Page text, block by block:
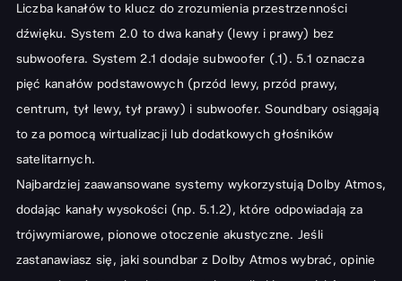
Liczba kanałów to klucz do zrozumienia przestrzenności
dźwięku. System 2.0 to dwa kanały (lewy i prawy) bez
subwoofera. System 2.1 dodaje subwoofer (.1). 5.1 oznacza
pięć kanałów podstawowych (przód lewy, przód prawy,
centrum, tył lewy, tył prawy) i subwoofer. Soundbary osiągają
to za pomocą wirtualizacji lub dodatkowych głośników
satelitarnych.
Najbardziej zaawansowane systemy wykorzystują Dolby Atmos,
dodając kanały wysokości (np. 5.1.2), które odpowiadają za
trójwymiarowe, pionowe otoczenie akustyczne. Jeśli
zastanawiasz się, jaki soundbar z Dolby Atmos wybrać, opinie